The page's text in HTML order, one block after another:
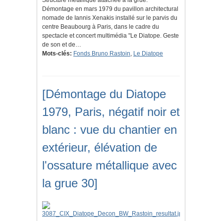
Démontage en mars 1979 du pavillon architectural
nomade de Iannis Xenakis installé sur le parvis du
centre Beaubourg à Paris, dans le cadre du
spectacle et concert multimédia "Le Diatope. Geste
de son et de…
Mots-clés: Fonds Bruno Rastoin, Le Diatope
[Démontage du Diatope
1979, Paris, négatif noir et
blanc : vue du chantier en
extérieur, élévation de
l'ossature métallique avec
la grue 30]